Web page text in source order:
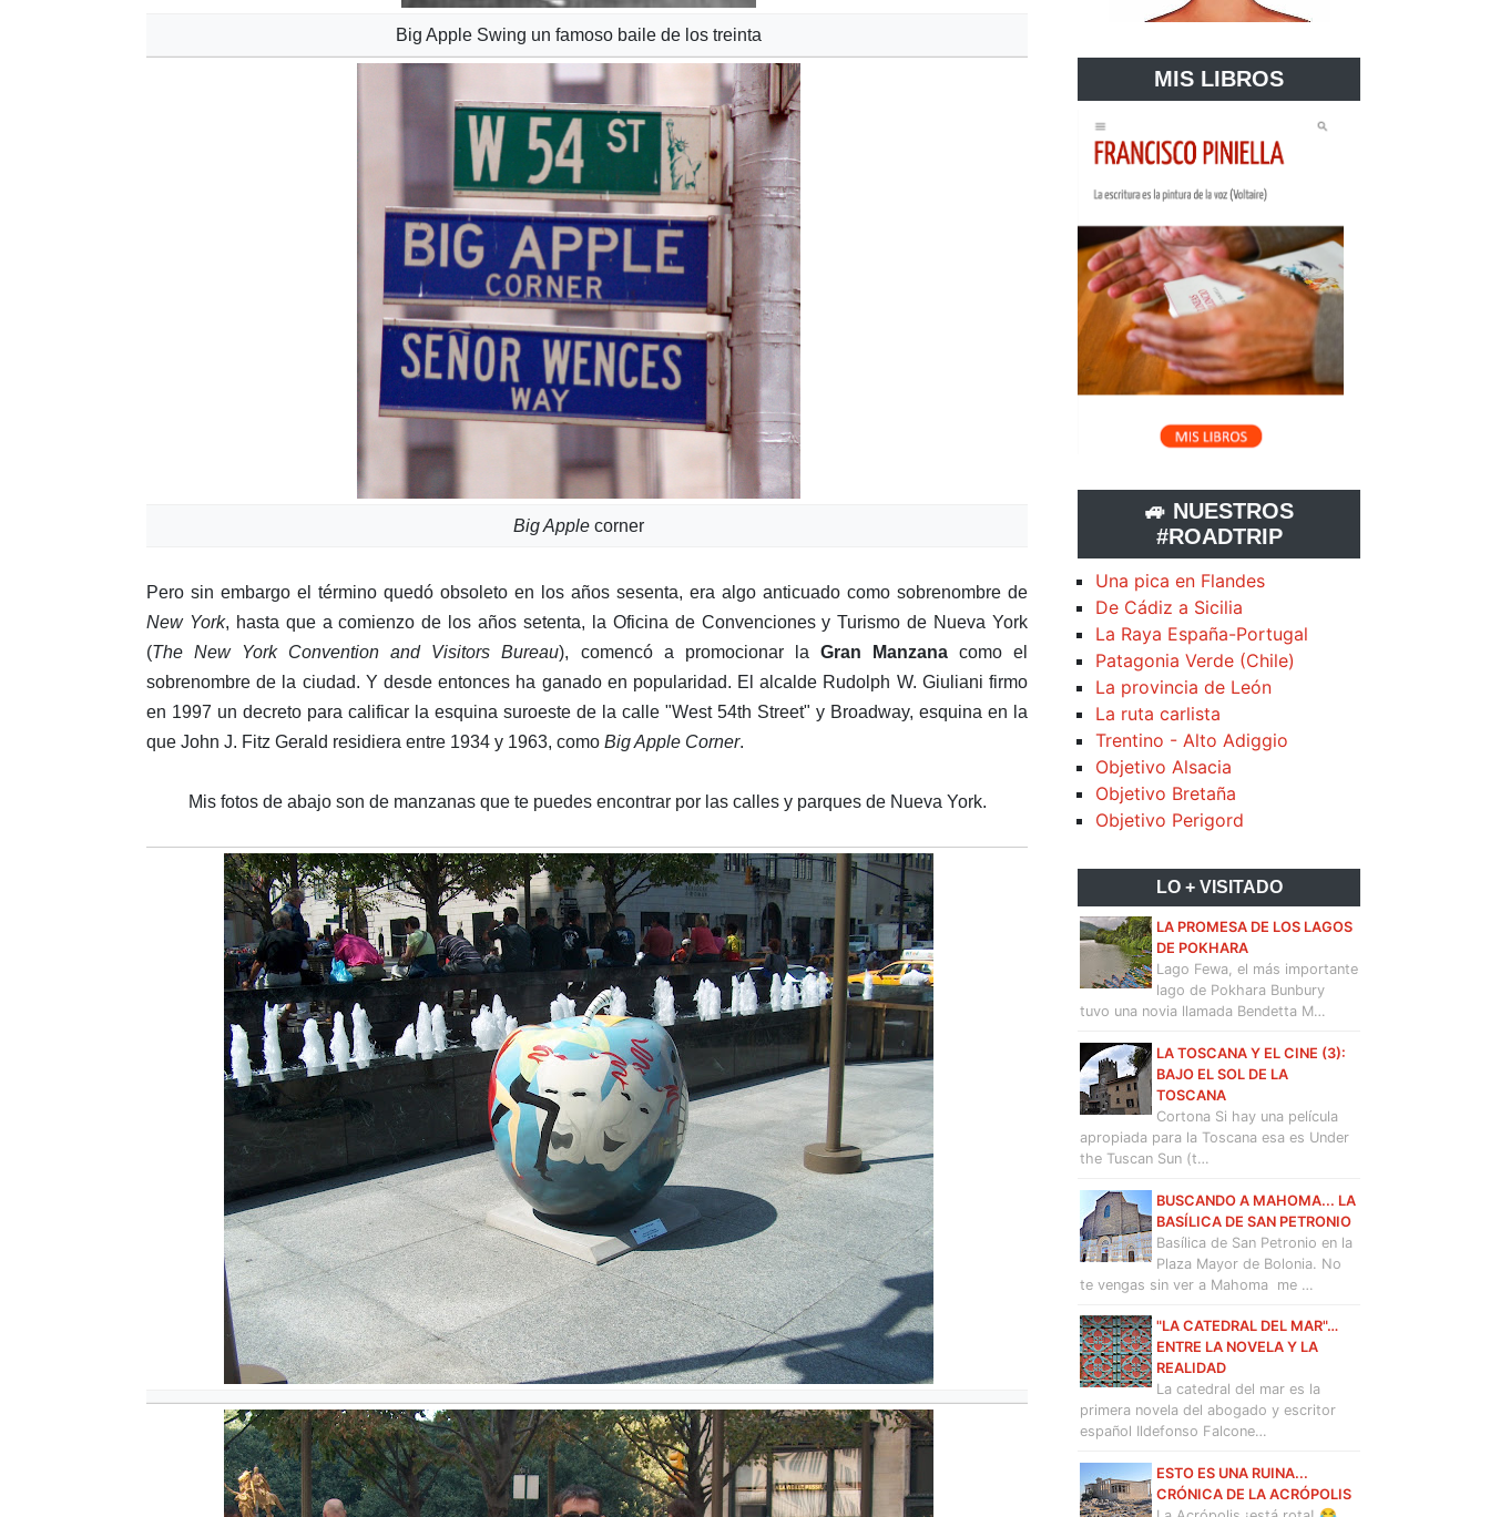
Big Apple Swing un famoso baile de los treinta
Big Apple corner
Pero sin embargo el término quedó obsoleto en los años sesenta, era algo anticuado como sobrenombre de
New York, hasta que a comienzo de los años setenta, la Oficina de Convenciones y Turismo de Nueva York
(The New York Convention and Visitors Bureau), comencó a promocionar la Gran Manzanacomo el
sobrenombre de la ciudad. Y desde entonces ha ganado en popularidad. El alcalde Rudolph W. Giuliani firmo
en 1997 un decreto para calificar la esquina suroeste de la calle "West 54th Street" y Broadway, esquina en la
que John J. Fitz Gerald residiera entre 1934 y 1963, como Big Apple Corner.
Mis fotos de abajo son de manzanas que te puedes encontrar por las calles y parques de Nueva York.
MIS LIBROS
🚙 NUESTROS
#ROADTRIP
Una pica en Flandes
De Cádiz a Sicilia
La Raya España-Portugal
Patagonia Verde (Chile)
La provincia de León
La ruta carlista
Trentino - Alto Adiggio
Objetivo Alsacia
Objetivo Bretaña
Objetivo Perigord
LO + VISITADO
LA PROMESA DE LOS LAGOS
DE POKHARA
Lago Fewa, el más importante
lago de Pokhara Bunbury
tuvo una novia llamada Bendetta M…
LA TOSCANA Y EL CINE (3):
BAJO EL SOL DE LA
TOSCANA
Cortona Si hay una película
apropiada para la Toscana esa es Under
the Tuscan Sun (t…
BUSCANDO A MAHOMA... LA
BASÍLICA DE SAN PETRONIO
Basílica de San Petronio en la
Plaza Mayor de Bolonia. No
te vengas sin ver a Mahoma me …
"LA CATEDRAL DEL MAR"…
ENTRE LA NOVELA Y LA
REALIDAD
La catedral del mar es la
primera novela del abogado y escritor
español Ildefonso Falcone…
ESTO ES UNA RUINA...
CRÓNICA DE LA ACRÓPOLIS